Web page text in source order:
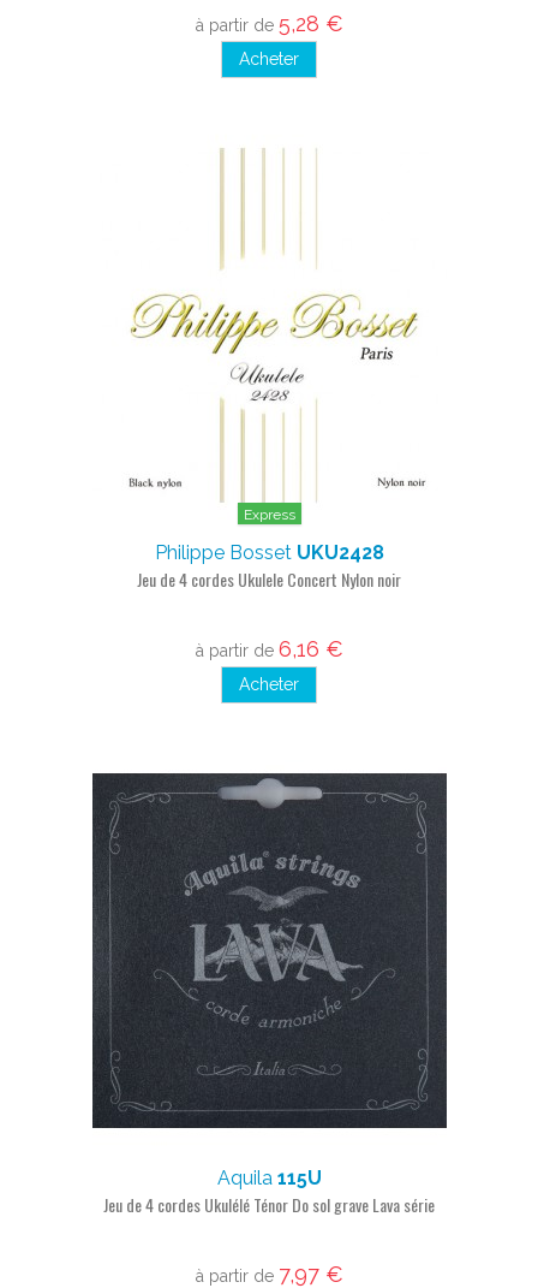
à partir de 5,28 €
Acheter
Express
Philippe Bosset UKU2428
Jeu de 4 cordes Ukulele Concert Nylon noir
à partir de 6,16 €
Acheter
Aquila 115U
Jeu de 4 cordes Ukulélé Ténor Do sol grave Lava série
à partir de 7,97 €